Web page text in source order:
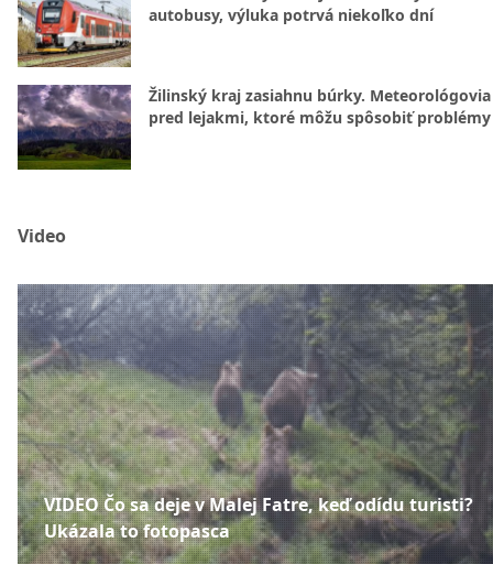
autobusy, výluka potrvá niekoľko dní
Žilinský kraj zasiahnu búrky.
pred lejakmi, ktoré môžu spôsobiť problémy
Video
VIDEO Čo sa deje v Malej Fatre, keď odídu turisti?
Ukázala to fotopasca